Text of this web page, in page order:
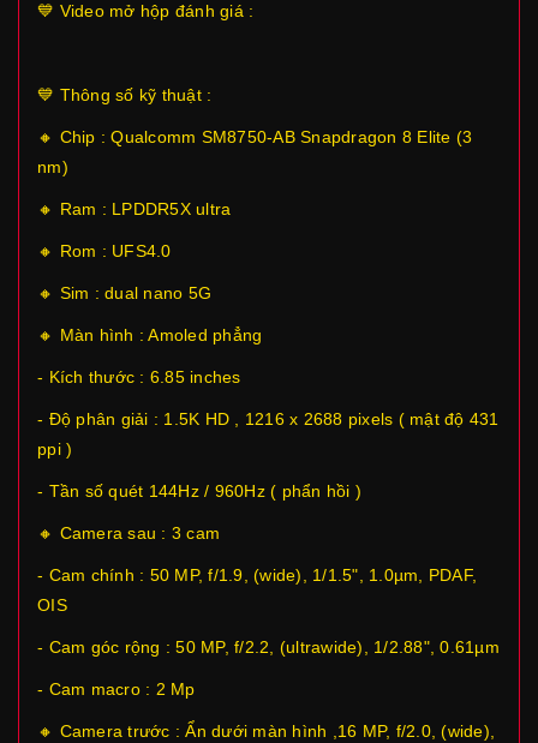
💙 Video mở hộp đánh giá :
💙 Thông số kỹ thuật :
🔸 Chip : Qualcomm SM8750-AB Snapdragon 8 Elite (3
nm)
🔸 Ram : LPDDR5X ultra
🔸 Rom : UFS4.0
🔸 Sim : dual nano 5G
🔸 Màn hình : Amoled phẳng
- Kích thước : 6.85 inches
- Độ phân giải : 1.5K HD , 1216 x 2688 pixels ( mật độ 431
ppi )
- Tần số quét 144Hz / 960Hz ( phẩn hồi )
🔸 Camera sau : 3 cam
- Cam chính : 50 MP, f/1.9, (wide), 1/1.5", 1.0µm, PDAF,
OIS
- Cam góc rộng : 50 MP, f/2.2, (ultrawide), 1/2.88", 0.61µm
- Cam macro : 2 Mp
🔸 Camera trước : Ẩn dưới màn hình ,16 MP, f/2.0, (wide),